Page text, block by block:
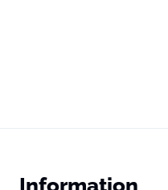
Information